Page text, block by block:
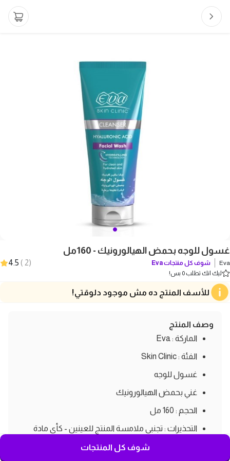
غسول للوجه بحمض الهيالورونيك - 160مل
Eva شوف كل منتجاتEva
(
2
)
4.5
ليك انك تطلب 0 بس!
للأسف المنتج ده مش موجود دلوقتي!
وصف المنتج
الماركة : Eva
الفئة : Skin Clinic
غسول للوجه
غني بحمض الهيالورونيك
الحجم : 160 مل
التحذيرات : تجنبى ملامسة المنتج للعينين - كأى مادة
فعالة طبيعية : ينصح بأختبار حساسية الجلد لها وذلك
شوف كل المنتجات